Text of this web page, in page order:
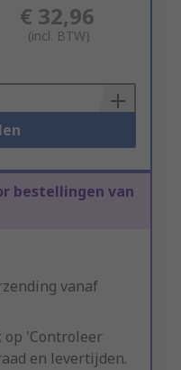
€ 32,96
(incl. BTW)
bestellingen van
vanaf
op 'Controleer
en levertijden.